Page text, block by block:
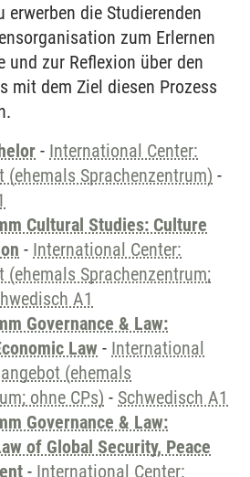
erwerben die Studierenden
zum Erlernen
und zur Reflexion über den
mit dem Ziel diesen Prozess
- International Center:
(ehemals Sprachenzentrum) -
Cultural Studies: Culture
- International Center:
(ehemals Sprachenzentrum;
A1
Governance & Law:
Law - International
(ehemals
ohne CPs) - Schwedisch A1
Governance & Law:
of Global Security, Peace
- International Center: